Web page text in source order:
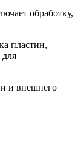
обработку,
пластин,
и внешнего